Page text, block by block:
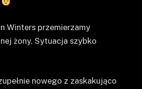
Winters przemierzamy
żony. Sytuacja szybko
nowego z zaskakująco